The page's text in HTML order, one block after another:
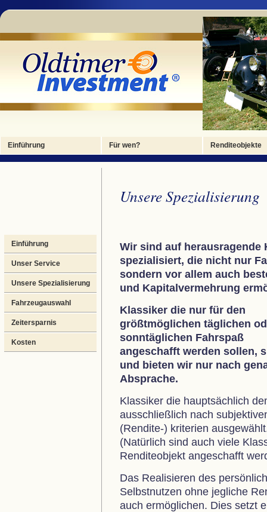
Einführung Für wen? Renditeobjekte
Einführung
Unser Service
Unsere Spezialisierung
Fahrzeugauswahl
Zeitersparnis
Kosten
Unsere Spezialisierung
Wir sind auf herausragende
spezialisiert, die nicht nur
sondern vor allem auch
und Kapitalvermehrung
Klassiker die nur für den
größtmöglichen täglichen
sonntäglichen Fahrspaß
angeschafft werden sollen,
und bieten wir nur nach
Absprache.
Klassiker die hauptsächlich
ausschließlich nach
(Rendite-) kriterien
(Natürlich sind auch viele
Renditeobjekt angeschafft
Das Realisieren des
Selbstnutzen ohne jegliche
auch ermöglichen. Dies setzt